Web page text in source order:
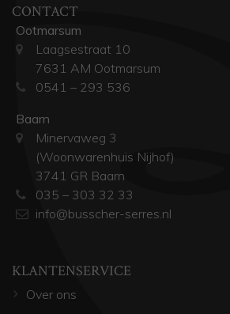
CONTACT
Ootmarsum
Laagsestraat 10
7631 AM Ootmarsum
0541 – 293 536
Baarn
Minervaweg 3
(Woonwarenhuis Nijhof)
3741 GR Baarn
035 – 303 32 33
info@busscher-serres.nl
KLANTENSERVICE
Over ons